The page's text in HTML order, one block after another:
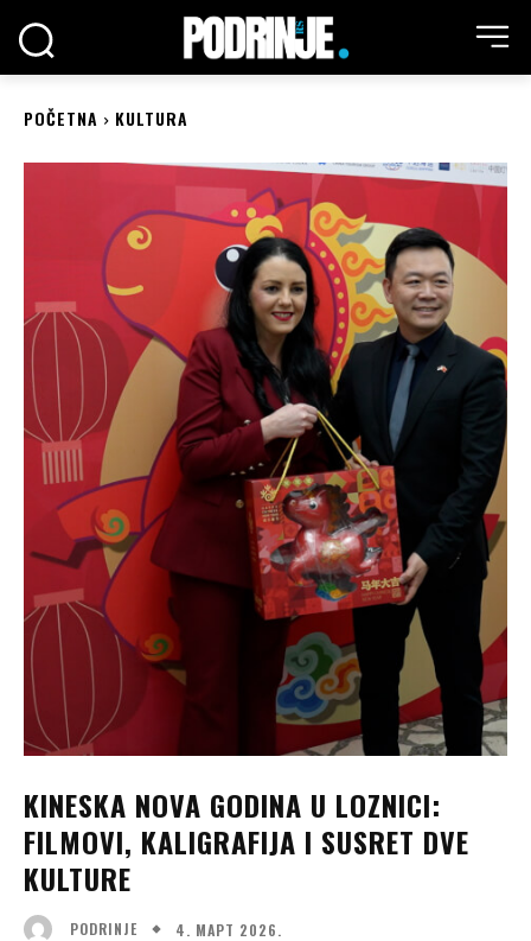
POČETNA KULTURA
KINESKA NOVA GODINA U LOZNICI:
FILMOVI, KALIGRAFIJA I SUSRET DVE
KULTURE
PODRINJE 4. МАРТ 2026.